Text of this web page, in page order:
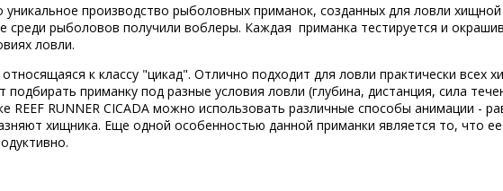
уникальное производство рыболовных приманок, созданных для ловли
среди рыболовов получили воблеры. Каждая приманка тестируется и
ловли.
относящаяся к классу "цикад". Отлично подходит для ловли практически
подбирать приманку под разные условия ловли (глубина, дистанция, сила
RUNNER CICADA можно использовать различные способы анимации -
хищника. Еще одной особенностью данной приманки является то, что